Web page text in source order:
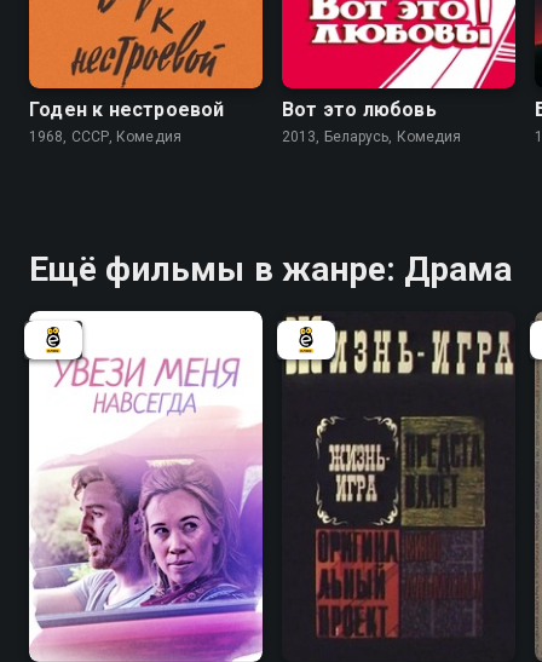
7.3
Годен к нестроевой
1968, СССР, Комедия
7.0
Вот это любовь
2013, Беларусь, Комедия
Ещё фильмы в жанре: Драма